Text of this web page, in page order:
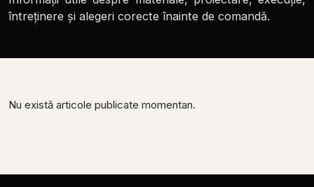
întreținere și alegeri corecte înainte de comandă.
Nu există articole publicate momentan.